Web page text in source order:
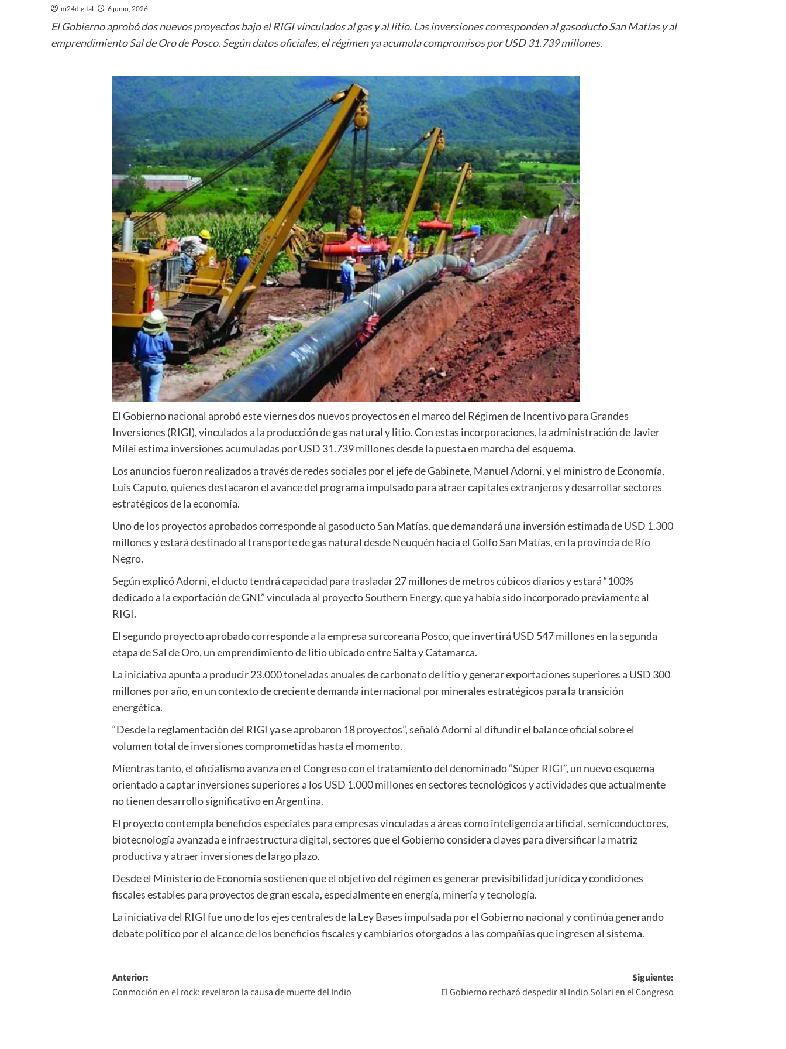
m24digital 6 junio, 2026
El Gobierno aprobó dos nuevos proyectos bajo el RIGI vinculados al gas y al litio. Las inversiones corresponden al gasoducto San Matías y al
emprendimiento Sal de Oro de Posco. Según datos oficiales, el régimen ya acumula compromisos por USD 31.739 millones.
El Gobierno nacional aprobó este viernes dos nuevos proyectos en el marco del Régimen de Incentivo para Grandes
Inversiones (RIGI), vinculados a la producción de gas natural y litio. Con estas incorporaciones, la administración de Javier
Milei estima inversiones acumuladas por USD 31.739 millones desde la puesta en marcha del esquema.
Los anuncios fueron realizados a través de redes sociales por el jefe de Gabinete, Manuel Adorni, y el ministro de Economía,
Luis Caputo, quienes destacaron el avance del programa impulsado para atraer capitales extranjeros y desarrollar sectores
estratégicos de la economía.
Uno de los proyectos aprobados corresponde al gasoducto San Matías, que demandará una inversión estimada de USD 1.300
millones y estará destinado al transporte de gas natural desde Neuquén hacia el Golfo San Matías, en la provincia de Río
Negro.
Según explicó Adorni, el ducto tendrá capacidad para trasladar 27 millones de metros cúbicos diarios y estará “100%
dedicado a la exportación de GNL” vinculada al proyecto Southern Energy, que ya había sido incorporado previamente al
RIGI.
El segundo proyecto aprobado corresponde a la empresa surcoreana Posco, que invertirá USD 547 millones en la segunda
etapa de Sal de Oro, un emprendimiento de litio ubicado entre Salta y Catamarca.
La iniciativa apunta a producir 23.000 toneladas anuales de carbonato de litio y generar exportaciones superiores a USD 300
millones por año, en un contexto de creciente demanda internacional por minerales estratégicos para la transición
energética.
“Desde la reglamentación del RIGI ya se aprobaron 18 proyectos”, señaló Adorni al difundir el balance oficial sobre el
volumen total de inversiones comprometidas hasta el momento.
Mientras tanto, el oficialismo avanza en el Congreso con el tratamiento del denominado “Súper RIGI”, un nuevo esquema
orientado a captar inversiones superiores a los USD 1.000 millones en sectores tecnológicos y actividades que actualmente
no tienen desarrollo significativo en Argentina.
El proyecto contempla beneficios especiales para empresas vinculadas a áreas como inteligencia artificial, semiconductores,
biotecnología avanzada e infraestructura digital, sectores que el Gobierno considera claves para diversificar la matriz
productiva y atraer inversiones de largo plazo.
Desde el Ministerio de Economía sostienen que el objetivo del régimen es generar previsibilidad jurídica y condiciones
fiscales estables para proyectos de gran escala, especialmente en energía, minería y tecnología.
La iniciativa del RIGI fue uno de los ejes centrales de la Ley Bases impulsada por el Gobierno nacional y continúa generando
debate político por el alcance de los beneficios fiscales y cambiarios otorgados a las compañías que ingresen al sistema.
Navegación
de
Anterior:
Conmoción en el rock: revelaron la causa de muerte del Indio
Siguiente:
El Gobierno rechazó despedir al Indio Solari en el Congreso